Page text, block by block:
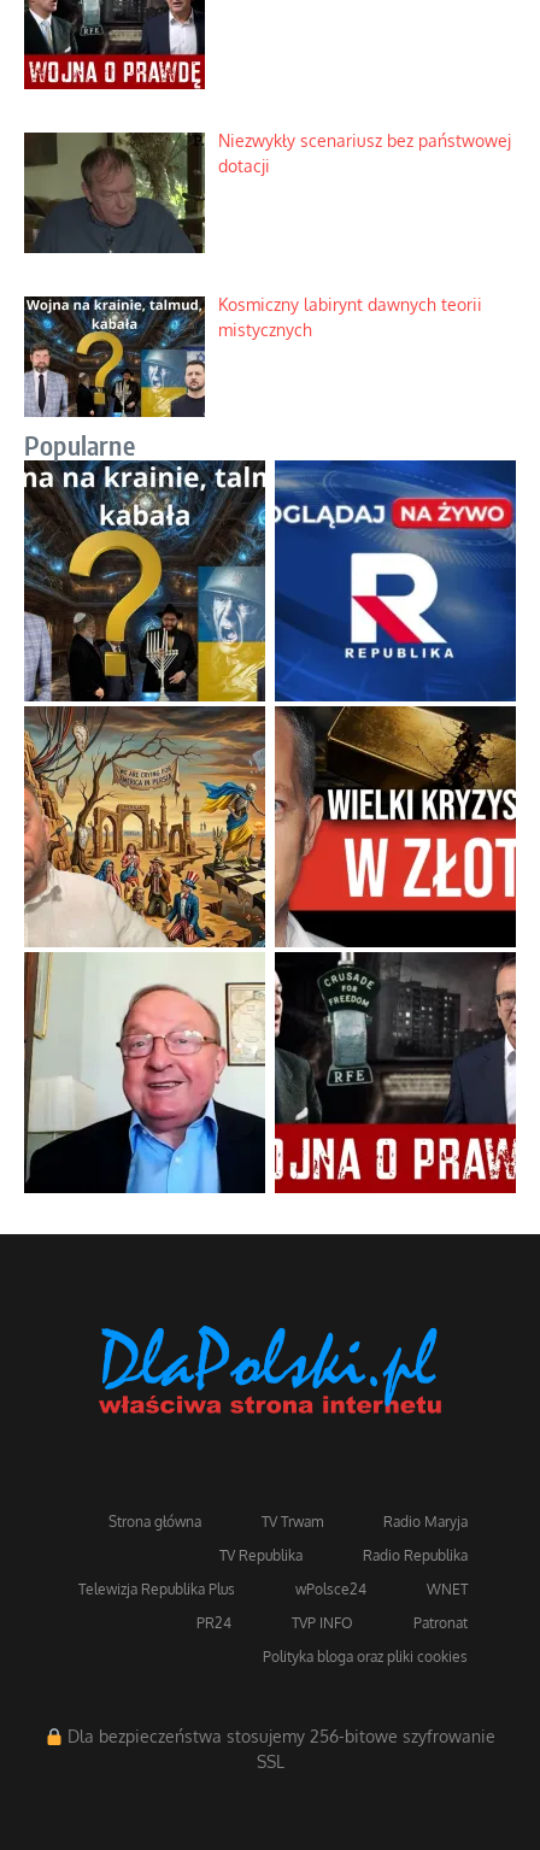
Niezwykły scenariusz bez państwowej
dotacji
Kosmiczny labirynt dawnych teorii
mistycznych
Popularne
Strona główna TV Trwam
Radio Maryja
TV Republika
Radio Republika
Telewizja Republika Plus
wPolsce24
WNET
PR24
TVP INFO
Patronat
Polityka bloga oraz pliki cookies
Dla bezpieczeństwa stosujemy 256-bitowe szyfrowanie
SSL